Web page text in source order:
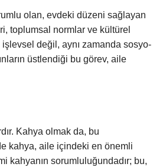
olan, evdeki düzeni sağlayan
toplumsal normlar ve kültürel
değil, aynı zamanda sosyo-
üstlendiği bu görev, aile
Kahya olmak da, bu
kahya, aile içindeki en önemli
kahyanın sorumluluğundadır; bu,